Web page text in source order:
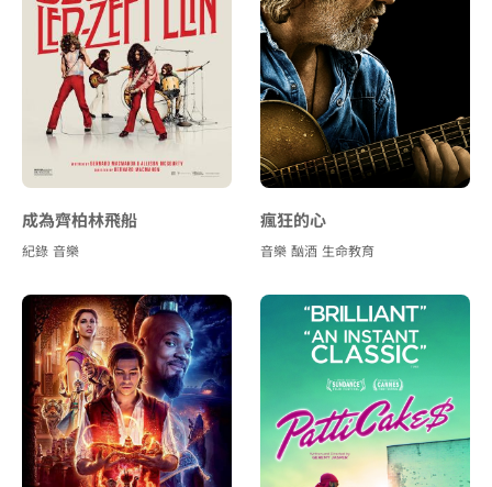
成為齊柏林飛船
紀錄 音樂
瘋狂的心
音樂 酗酒 生命教育